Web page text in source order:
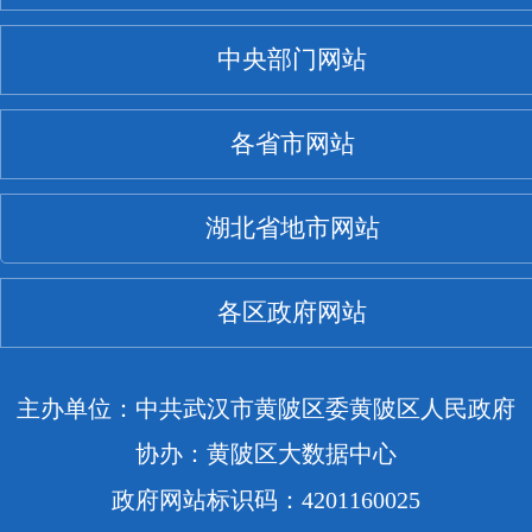
中央部门网站
各省市网站
湖北省地市网站
各区政府网站
主办单位：中共武汉市黄陂区委黄陂区人民政府
协办：黄陂区大数据中心
政府网站标识码：4201160025